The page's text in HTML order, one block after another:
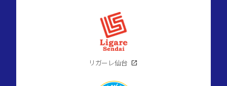
リガーレ仙台 open_in_new